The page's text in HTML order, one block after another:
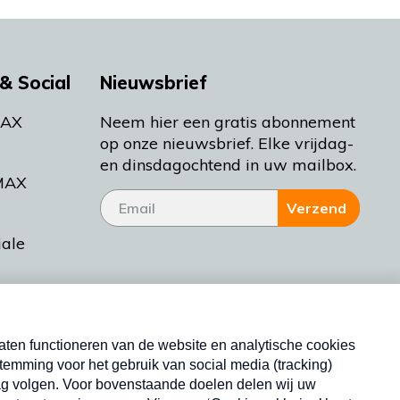
Social
Bakt
Nieuwsbrief
Neem hier een gratis abonnement
op onze nieuwsbrief. Elke vrijdag-
en dinsdagochtend in uw mailbox.
Verzend
Nieuwsbrief